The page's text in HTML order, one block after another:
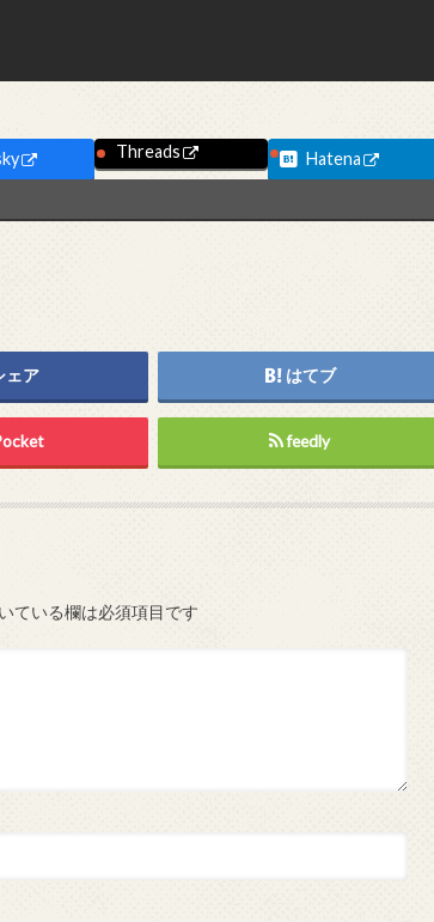
Threads
Hatena
ェア はてブ
feedly
ている欄は必須項目です